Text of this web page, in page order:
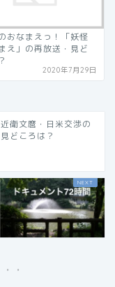
おなまえっ！「妖怪
え」の再放送・見ど
2020年7月29日
衛文麿・日米交渉の
どころは？